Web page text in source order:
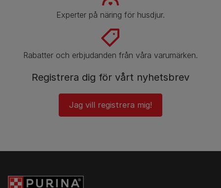
Experter på näring för husdjur.
Rabatter och erbjudanden från våra varumärken.
Registrera dig för vårt nyhetsbrev
Jag vill registrera mig!